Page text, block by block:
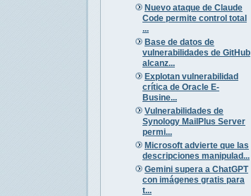
Nuevo ataque de Claude
Code permite control total
...
Base de datos de
vulnerabilidades de GitHub
alcanz...
Explotan vulnerabilidad
crítica de Oracle E-
Busine...
Vulnerabilidades de
Synology MailPlus Server
permi...
Microsoft advierte que las
descripciones manipulad...
Gemini supera a ChatGPT
con imágenes gratis para
t...